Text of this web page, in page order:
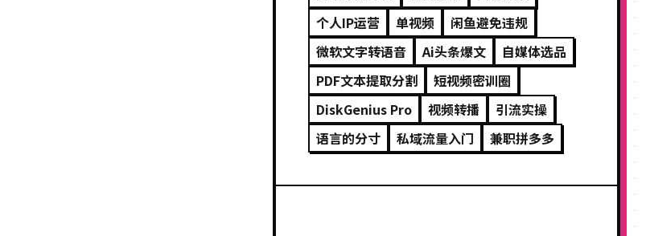
个人IP运营
单视频
闲鱼避免违规
微软文字转语音
Ai头条爆文
自媒体选品
PDF文本提取分割
短视频密训圈
DiskGenius Pro
视频转播
引流实操
语言的分寸
私域流量入门 兼职拼多多